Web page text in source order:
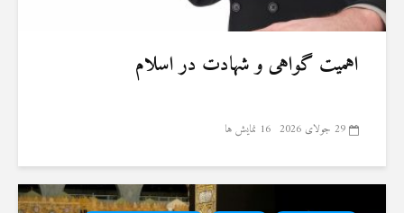
اهمیت گواهی و شهادت در اسلام
29 جولای 2026 16 نمایش ها